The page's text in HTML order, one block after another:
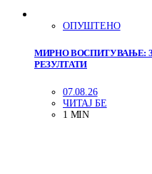
ОПУШТЕНО
МИРНО ВОСПИТУВАЊЕ:
РЕЗУЛТАТИ
07.08.26
ЧИТАЈ БЕ
1 MIN